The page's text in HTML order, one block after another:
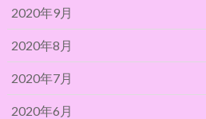
2020年9月
2020年8月
2020年7月
2020年6月